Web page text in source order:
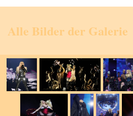
Alle Bilder der Galerie